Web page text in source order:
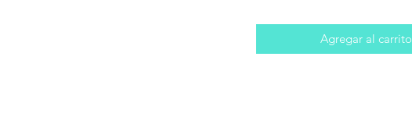
Agregar al carrito